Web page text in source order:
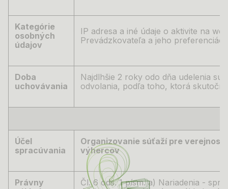
Kategórie
osobných
údajov
IP adresa a iné údaje o aktivite na
Prevádzkovateľa a jeho
Doba
uchovávania
Najdlhšie 2 roky odo dňa udelenia
odvolania, podľa toho, ktorá
Účel
spracúvania
Organizovanie súťaží pre verejnosť
výhercov
Právny
Čl. 6 ods. 1 písm. a) Nariadenia -